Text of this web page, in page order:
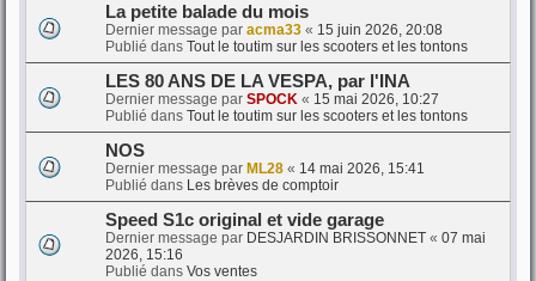
La petite balade du mois
Dernier message par acma33 « 15 juin 2026, 20:08
Publié dans Tout le toutim sur les scooters et les tontons
LES 80 ANS DE LA VESPA, par l'INA
Dernier message par SPOCK « 15 mai 2026, 10:27
Publié dans Tout le toutim sur les scooters et les tontons
NOS
Dernier message par ML28 « 14 mai 2026, 15:41
Publié dans Les brèves de comptoir
Speed S1c original et vide garage
Dernier message par DESJARDIN BRISSONNET « 07 mai
2026, 15:16
Publié dans Vos ventes